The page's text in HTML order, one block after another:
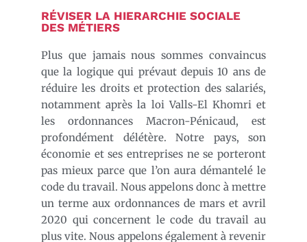
RÉVISER LA HIERARCHIE SOCIALE
DES MÉTIERS
Plus que jamais nous sommes convaincus
que la logique qui prévaut depuis 10 ans de
réduire les droits et protection des salariés,
notamment après la loi Valls-El Khomri et
les ordonnances Macron-Pénicaud, est
profondément délétère. Notre pays, son
économie et ses entreprises ne se porteront
pas mieux parce que l’on aura démantelé le
code du travail. Nous appelons donc à mettre
un terme aux ordonnances de mars et avril
2020 qui concernent le code du travail au
plus vite. Nous appelons également à revenir